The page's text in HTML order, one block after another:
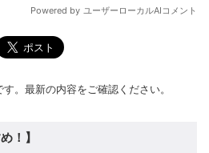
。最新の内容をご確認ください。
！】